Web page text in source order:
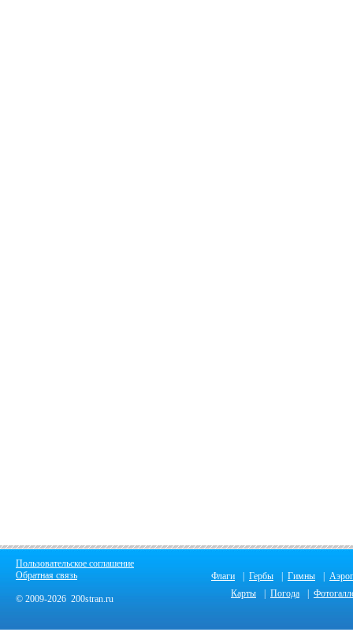
Пользовательское соглашение
Обратная связь
© 2009-2026 200stran.ru
Флаги Гербы Гимны
Карты
Погода